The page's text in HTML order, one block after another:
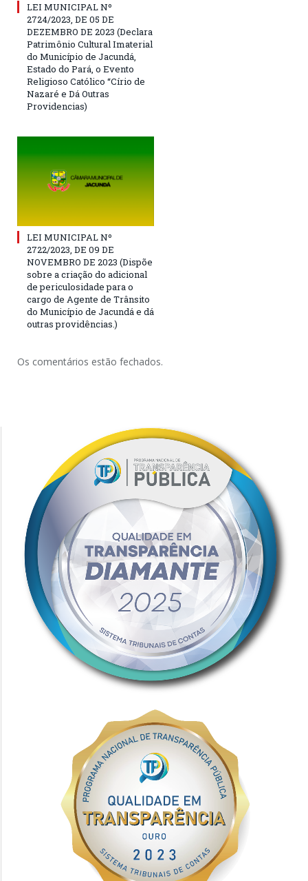
LEI MUNICIPAL Nº
2724/2023, DE 05 DE
DEZEMBRO DE 2023 (Declara
Patrimônio Cultural Imaterial
do Município de Jacundá,
Estado do Pará, o Evento
Religioso Católico “Círio de
Nazaré e Dá Outras
Providencias)
LEI MUNICIPAL Nº
2722/2023, DE 09 DE
NOVEMBRO DE 2023 (Dispõe
sobre a criação do adicional
de periculosidade para o
cargo de Agente de Trânsito
do Município de Jacundá e dá
outras providências.)
Os comentários estão fechados.